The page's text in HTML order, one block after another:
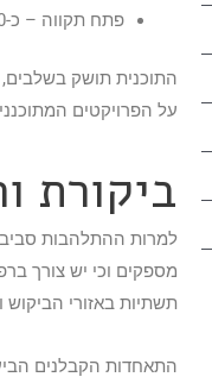
פתח תקווה – כ-1,000 יחידות דיור
התוכנית תושק
על הפרויקטים
ביקורת
למרות ההתלהבות סביב
מספקים וכי יש צורך
תשתיות באזורי
התאחדות הקבלנים